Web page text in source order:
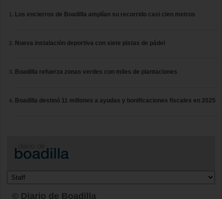
Los encierros de Boadilla amplían su recorrido casi cien metros
Nueva instalación deportiva con siete pistas de pádel
Boadilla refuerza zonas verdes con miles de plantaciones
Boadilla destinó 11 millones a ayudas y bonificaciones fiscales en 2025
© Diario de Boadilla